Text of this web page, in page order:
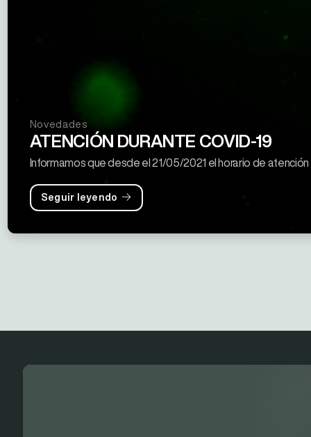
Novedades
ATENCIÓN DURANTE COVID-19
Informamos que desde el 21/05/2021 el horario de atención
Seguir leyendo